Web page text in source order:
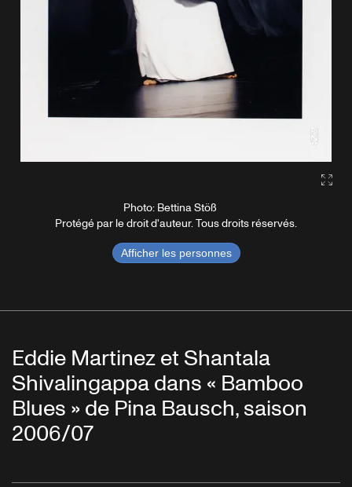
Photo: Bettina Stöß
Protégé par le droit d'auteur. Tous droits réservés.
Afficher les personnes
Eddie Martinez et Shantala
Shivalingappa dans « Bamboo
Blues » de Pina Bausch, saison
2006/07